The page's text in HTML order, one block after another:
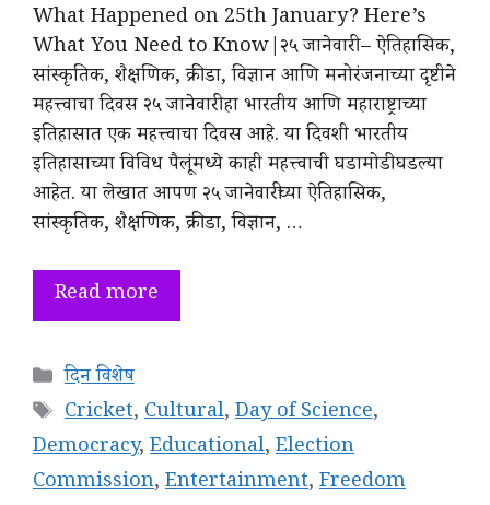
What Happened on 25th January? Here’s
What You Need to Know|२५ जानेवारी – ऐतिहासिक,
सांस्कृतिक, शैक्षणिक, क्रीडा, विज्ञान आणि मनोरंजनाच्या दृष्टीने
महत्त्वाचा दिवस २५ जानेवारी हा भारतीय आणि महाराष्ट्राच्या
इतिहासात एक महत्त्वाचा दिवस आहे. या दिवशी भारतीय
इतिहासाच्या विविध पैलूंमध्ये काही महत्त्वाची घडामोडी घडल्या
आहेत. या लेखात आपण २५ जानेवारीच्या ऐतिहासिक,
सांस्कृतिक, शैक्षणिक, क्रीडा, विज्ञान, …
Read more
Categories
दिन विशेष
Tags
Cricket,Cultural,Day of Science,
Democracy, Educational, Election
Commission, Entertainment, Freedom